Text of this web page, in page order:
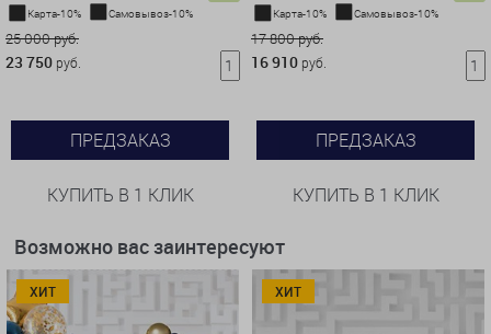
Карта-10% Самовывоз-10%
25 000 руб.
23 750 руб.
ПРЕДЗАКАЗ
КУПИТЬ В 1 КЛИК
Карта-10% Самовывоз-10%
17 800 руб.
16 910 руб.
ПРЕДЗАКАЗ
КУПИТЬ В 1 КЛИК
Возможно вас заинтересуют
ХИТ ХИТ